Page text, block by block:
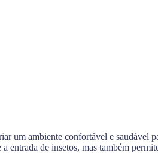
um ambiente confortável e saudável
a entrada de insetos, mas também